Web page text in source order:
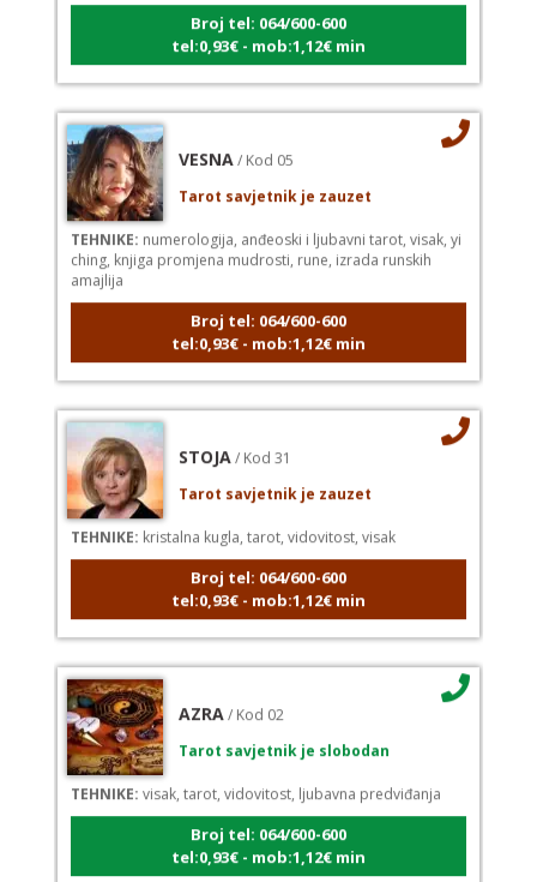
Broj tel: 064/600-600
tel:0,93€ - mob:1,12€ min
TEHNIKE:numerologija, anđeoski i ljubavni tarot, visak, yi
ching, knjiga promjena mudrosti, rune, izrada runskih
amajlija
Broj tel: 064/600-600
tel:0,93€ - mob:1,12€ min
TEHNIKE:kristalna kugla, tarot, vidovitost, visak
Broj tel: 064/600-600
tel:0,93€ - mob:1,12€ min
TEHNIKE:visak, tarot, vidovitost, ljubavna predviđanja
Broj tel: 064/600-600
tel:0,93€ - mob:1,12€ min